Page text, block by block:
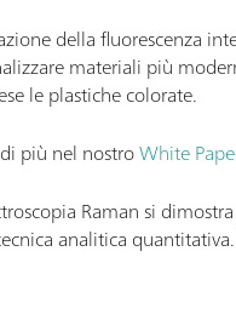
della fluorescenza
materiali più
le plastiche colorate.
più nel nostroWhite
Raman si
analitica quantitativa.